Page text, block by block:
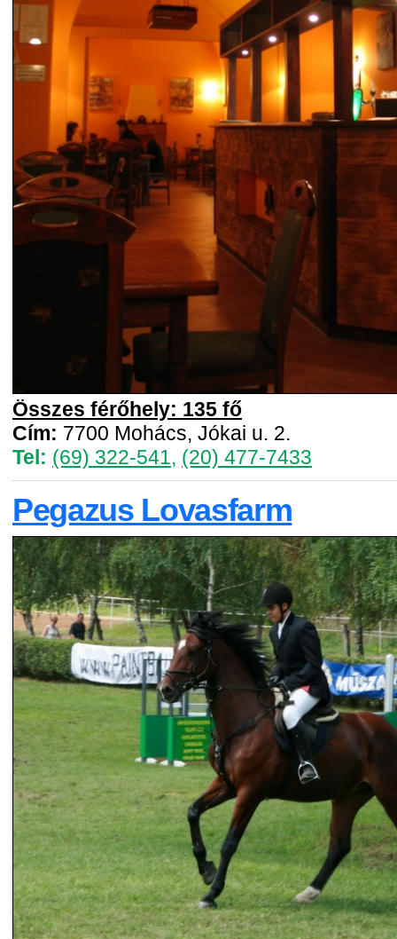
Összes férőhely: 135 fő
Cím: 7700 Mohács, Jókai u. 2.
Tel: (69) 322-541, (20) 477-7433
Pegazus Lovasfarm